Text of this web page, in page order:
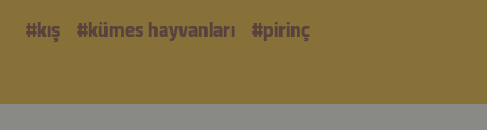
#kış #kümes hayvanları #pirinç